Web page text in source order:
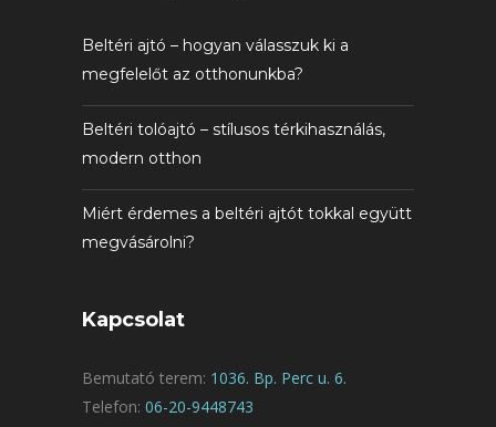
Beltéri ajtó – hogyan válasszuk ki a
megfelelőt az otthonunkba?
Beltéri tolóajtó – stílusos térkihasználás,
modern otthon
Miért érdemes a beltéri ajtót tokkal együtt
megvásárolni?
Kapcsolat
Bemutató terem: 1036. Bp. Perc u. 6.
Telefon: 06-20-9448743